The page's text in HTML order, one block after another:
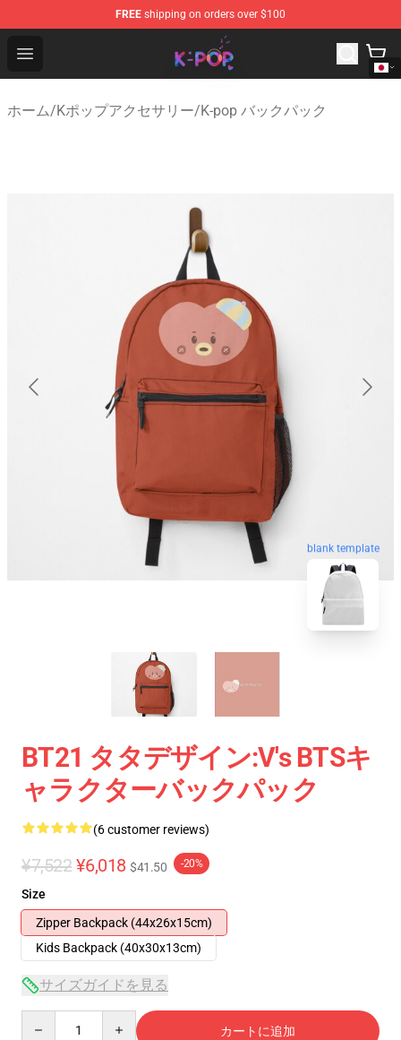
FREE shipping on orders over $100
Open menu
K-pop Store - Official K-pop Merchandise Shop
ホーム/Kポップアクセサリー/K-pop バックパック
blank template
BT21 タタデザイン:V's BTSキ
ャラクターバックパック
(6 customer reviews)
¥7,522 ¥6,018 $41.50 -20%
Size
Zipper Backpack (44x26x15cm)
Kids Backpack (40x30x13cm)
サイズガイドを見る
カートに追加